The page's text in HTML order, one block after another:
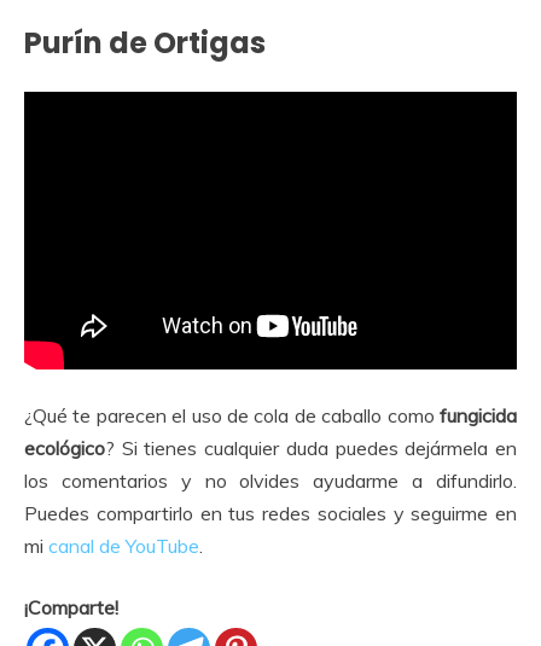
Purín de Ortigas
¿Qué te parecen el uso de cola de caballo como fungicida
ecológico? Si tienes cualquier duda puedes dejármela en
los comentarios y no olvides ayudarme a difundirlo.
Puedes compartirlo en tus redes sociales y seguirme en
mi canal de YouTube.
¡Comparte!